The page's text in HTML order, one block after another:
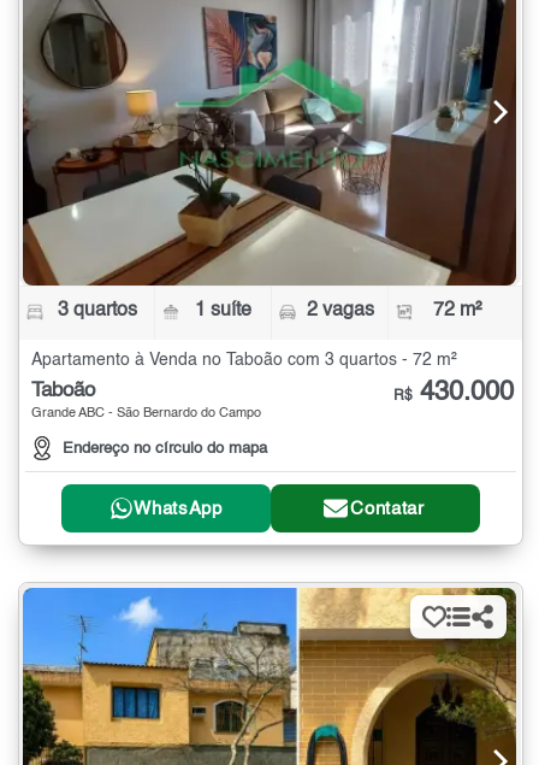
3 quartos 1 suíte 2 vagas 72 m²
Apartamento à Venda no Taboão com 3 quartos - 72 m²
Taboão
Grande ABC - São Bernardo do Campo
Endereço no círculo do mapa
R$ 430.000
WhatsApp Contatar